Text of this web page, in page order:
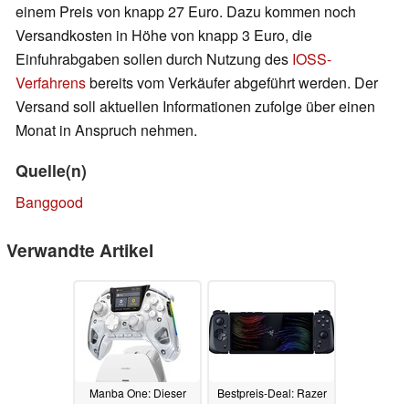
einem Preis von knapp 27 Euro. Dazu kommen noch
Versandkosten in Höhe von knapp 3 Euro, die
Einfuhrabgaben sollen durch Nutzung des IOSS-
Verfahrensbereits vom Verkäufer abgeführt werden. Der
Versand soll aktuellen Informationen zufolge über einen
Monat in Anspruch nehmen.
Quelle(n)
Banggood
Verwandte Artikel
Manba One: Dieser
Bestpreis-Deal: Razer